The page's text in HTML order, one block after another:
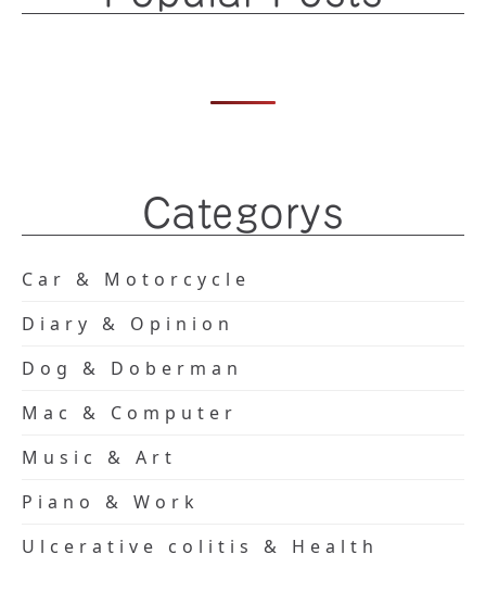
Categorys
Car & Motorcycle
Diary & Opinion
Dog & Doberman
Mac & Computer
Music & Art
Piano & Work
Ulcerative colitis & Health